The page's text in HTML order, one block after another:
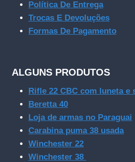
Política De Entrega
Trocas E Devoluções
Formas De Pagamento
ALGUNS PRODUTOS
Rifle 22 CBC com luneta e
Beretta 40
Loja de armas no Paraguai
Carabina puma 38 usada
Winchester 22
Winchester 38